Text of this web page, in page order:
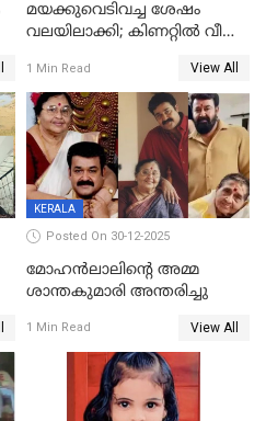
മയക്കുവെടിവച്ച ശേഷം
വലയിലാക്കി; കിണറ്റിൽ വീണ
1 Min Read View All
KERALA
Posted On 30-12-2025
മോഹന്‍ലാലിന്‍റെ അമ്മ
ശാന്തകുമാരി അന്തരിച്ചു
1 Min Read View All